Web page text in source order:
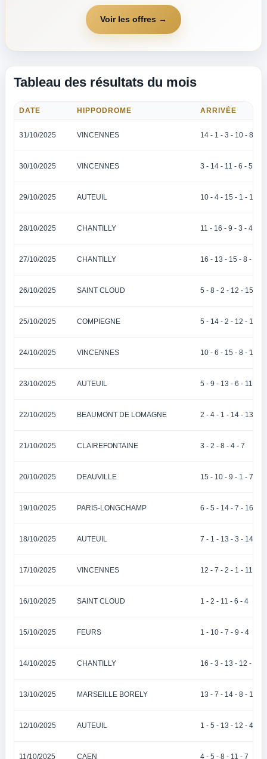
Voir les offres →
Tableau des résultats du mois
DATE HIPPODROME ARRIVÉE
31/10/2025 VINCENNES 14 - 1 - 3 - 10 - 8
30/10/2025 VINCENNES 3 - 14 - 11 - 6 - 5
29/10/2025 AUTEUIL 10 - 4 - 15 - 1 - 11
28/10/2025 CHANTILLY 11 - 16 - 9 - 3 - 4
27/10/2025 CHANTILLY 16 - 13 - 15 - 8 - 7
26/10/2025 SAINT CLOUD 5 - 8 - 2 - 12 - 15
25/10/2025 COMPIEGNE 5 - 14 - 2 - 12 - 13
24/10/2025 VINCENNES 10 - 6 - 15 - 8 - 13
23/10/2025 AUTEUIL 5 - 9 - 13 - 6 - 11
22/10/2025 BEAUMONT DE LOMAGNE 2 - 4 - 1 - 14 - 13
21/10/2025 CLAIREFONTAINE 3 - 2 - 8 - 4 - 7
20/10/2025 DEAUVILLE 15 - 10 - 9 - 1 - 7
19/10/2025 PARIS-LONGCHAMP 6 - 5 - 14 - 7 - 16
18/10/2025 AUTEUIL 7 - 1 - 13 - 3 - 14
17/10/2025 VINCENNES 12 - 7 - 2 - 1 - 11
16/10/2025 SAINT CLOUD 1 - 2 - 11 - 6 - 4
15/10/2025 FEURS 1 - 10 - 7 - 9 - 4
14/10/2025 CHANTILLY 16 - 3 - 13 - 12 - 14
13/10/2025 MARSEILLE BORELY 13 - 7 - 14 - 8 - 12
12/10/2025 AUTEUIL 1 - 5 - 13 - 12 - 4
11/10/2025 CAEN 4 - 5 - 8 - 11 - 7